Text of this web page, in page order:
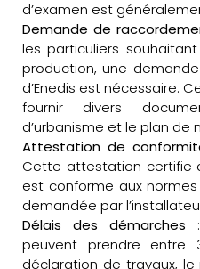
d’examen est
Demande de
les particuliers
production, une
d’Enedis est nécessaire.
fournir divers
d’urbanisme et le plan de
Attestation de
Cette attestation certifie
est conforme aux
demandée par
Délais des démarches
peuvent prendre
déclaration de travaux, le